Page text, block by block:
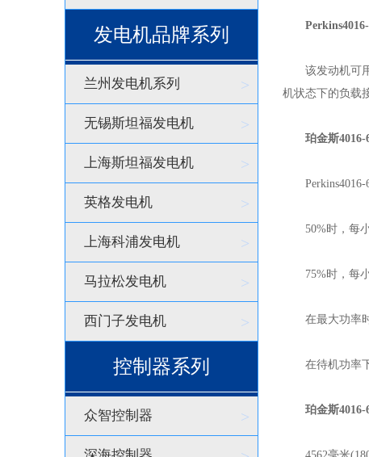
发电机品牌系列
兰州发电机系列 >
无锡斯坦福发电机 >
上海斯坦福发电机 >
英格发电机 >
上海科浦发电机 >
马拉松发电机 >
西门子发电机 >
控制器系列
众智控制器 >
Perkins4016-
该发动机可用
机状态下的负载
珀金斯4016-
Perkins4016-
50%时，每小
75%时，每小
在最大功率时
在待机功率下
珀金斯